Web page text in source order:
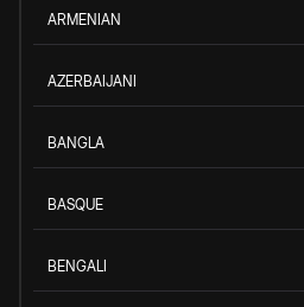
ARMENIAN
AZERBAIJANI
BANGLA
BASQUE
BENGALI